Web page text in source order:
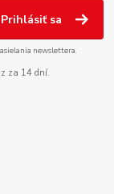
Prihlásiť sa
newslettera.
za 14 dní.